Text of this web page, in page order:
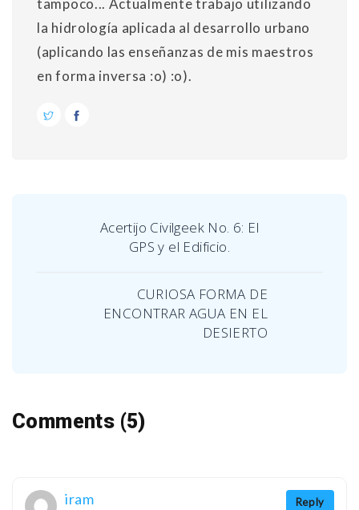
tampoco... Actualmente trabajo utilizando
la hidrología aplicada al desarrollo urbano
(aplicando las enseñanzas de mis maestros
en forma inversa :o) :o).
Acertijo Civilgeek No. 6: El
GPS y el Edificio.
CURIOSA FORMA DE
ENCONTRAR AGUA EN EL
DESIERTO
Comments (5)
Reply
iram